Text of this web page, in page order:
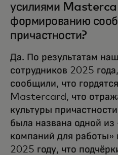
усилиями
формированию
причастности?
Да. По результатам
сотрудников 2025
сообщили, что
Mastercard, что
культуры
была названа одной
компаний для
2025 году, что